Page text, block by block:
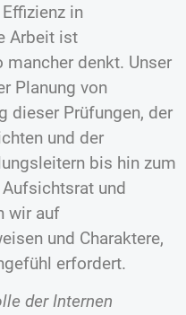
in
Arbeit ist
denkt. Unser
Planung von
dieser Prüfungen, der
und der
bis hin zum
und
wir auf
und Charaktere,
erfordert.
der Internen